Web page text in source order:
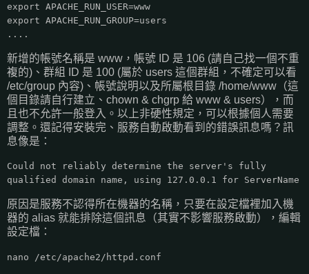
export APACHE_RUN_USER=www
export APACHE_RUN_GROUP=users
....
新增的帳號名稱是 www，帳號 ID 是 106 (請自己找一個不重
複的)、群組 ID 是 100 (屬於 users 這個群組，不確定可以看
/etc/group 內容)、帳號說明以及所屬根目錄 /home/www（這
個目錄請自行建立、chown & chgrp 給 www & users），而
且也不允許一般登入。以上非硬性規定，可以根據個人需要
調整。還記得安裝完、服務自動啟動看到的錯誤訊息嗎？訊
息像是：
Could not reliably determine the server's fully
qualified domain name, using 127.0.0.1 for ServerName
原因是服務不認得所在機器的名稱，只要在設定檔裡加入機
器的 alias 就能排除這個訊息（其實不影響服務啟動），編輯
設定檔：
nano /etc/apache2/httpd.conf